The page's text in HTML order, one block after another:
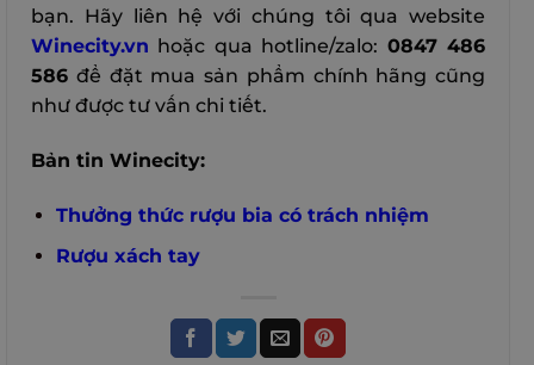
bạn. Hãy liên hệ với chúng tôi qua website
Winecity.vn hoặc qua hotline/zalo: 0847 486
586 để đặt mua sản phẩm chính hãng cũng
như được tư vấn chi tiết.
Bản tin Winecity:
Thưởng thức rượu bia có trách nhiệm
Rượu xách tay